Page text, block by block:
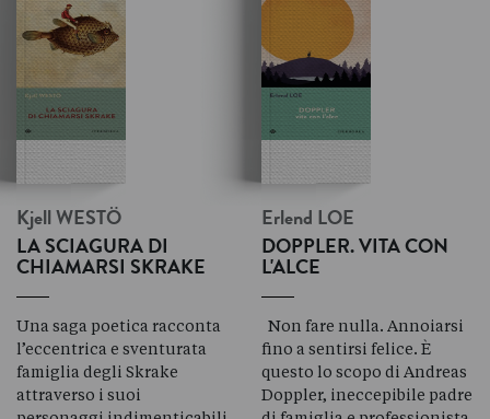
Kjell WESTÖ
LA SCIAGURA DI
CHIAMARSI SKRAKE
Una saga poetica racconta
l’eccentrica e sventurata
famiglia degli Skrake
attraverso i suoi
Erlend LOE
DOPPLER. VITA CON
L'ALCE
Non fare nulla. Annoiarsi
fino a sentirsi felice. È
questo lo scopo di Andreas
Doppler, ineccepibile padre